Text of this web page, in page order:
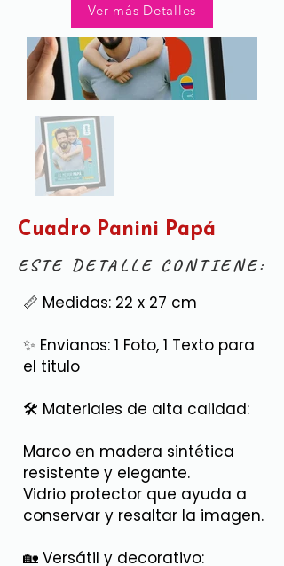
Ver más Detalles
Cuadro Panini Papá
ESTE DETALLE CONTIENE:
📏 Medidas: 22 x 27 cm
✨ Envianos: 1 Foto, 1 Texto para
el titulo
🛠 Materiales de alta calidad:
Marco en madera sintética
resistente y elegante.
Vidrio protector que ayuda a
conservar y resaltar la imagen.
🏡 Versátil y decorativo: